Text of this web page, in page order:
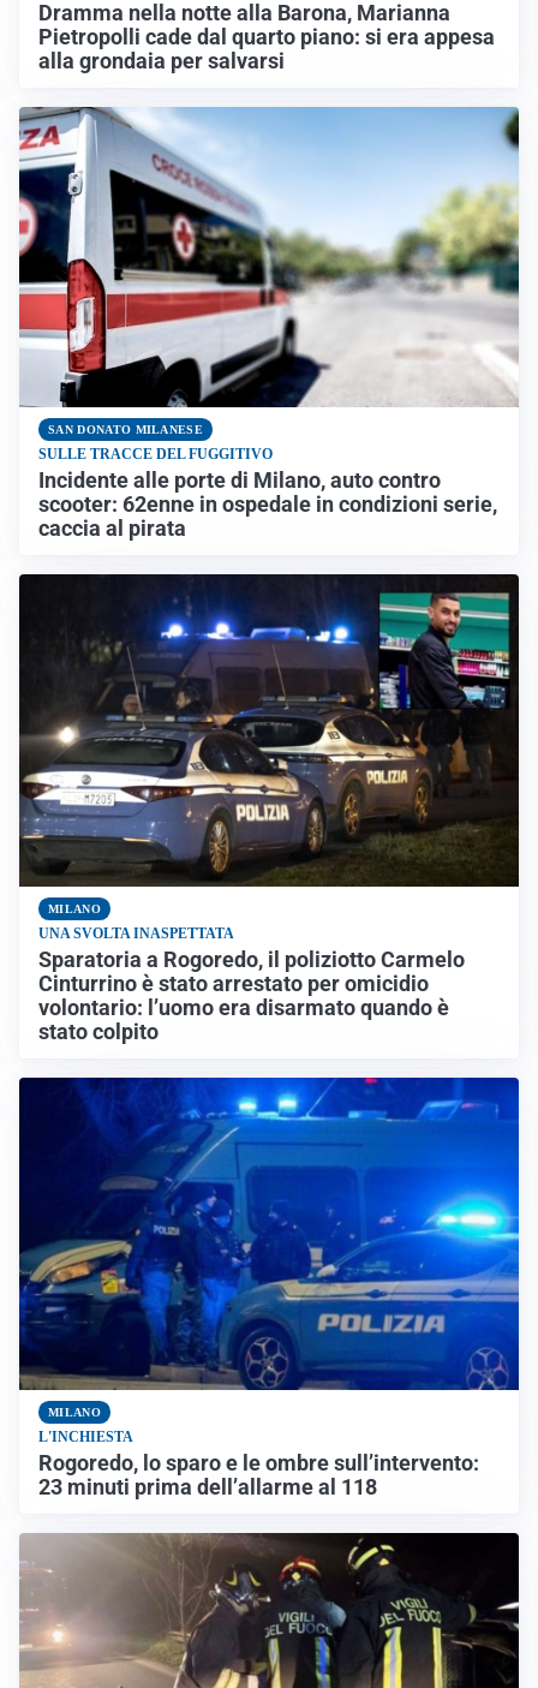
Dramma nella notte alla Barona, Marianna
Pietropolli cade dal quarto piano: si era appesa
alla grondaia per salvarsi
SAN DONATO MILANESE
SULLE TRACCE DEL FUGGITIVO
Incidente alle porte di Milano, auto contro
scooter: 62enne in ospedale in condizioni serie,
caccia al pirata
MILANO
UNA SVOLTA INASPETTATA
Sparatoria a Rogoredo, il poliziotto Carmelo
Cinturrino è stato arrestato per omicidio
volontario: l’uomo era disarmato quando è
stato colpito
MILANO
L'INCHIESTA
Rogoredo, lo sparo e le ombre sull’intervento:
23 minuti prima dell’allarme al 118